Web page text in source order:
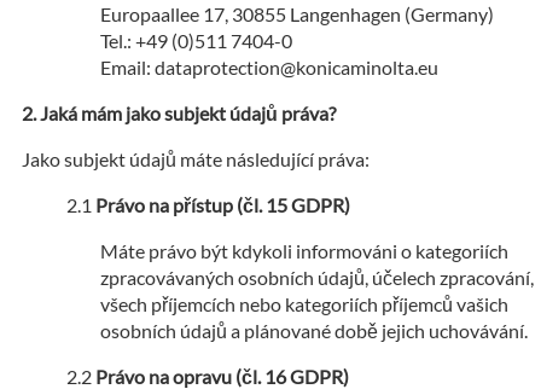
Europaallee 17, 30855 Langenhagen (Germany)
Tel.: +49 (0)511 7404-0
Email: dataprotection@konicaminolta.eu
Jaká mám jako subjekt údajů práva?
Jako subjekt údajů máte následující práva:
Právo na přístup (čl. 15 GDPR)
Máte právo být kdykoli informováni o kategoriích
zpracovávaných osobních údajů, účelech zpracování,
všech příjemcích nebo kategoriích příjemců vašich
osobních údajů a plánované době jejich uchovávání.
Právo na opravu (čl. 16 GDPR)